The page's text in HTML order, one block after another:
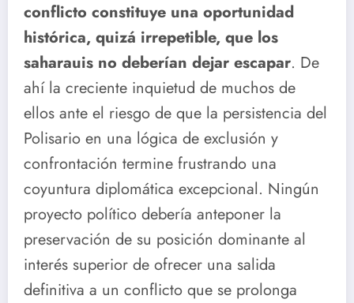
conflicto constituye una oportunidad
histórica, quizá irrepetible, que los
saharauis no deberían dejar escapar. De
ahí la creciente inquietud de muchos de
ellos ante el riesgo de que la persistencia del
Polisario en una lógica de exclusión y
confrontación termine frustrando una
coyuntura diplomática excepcional. Ningún
proyecto político debería anteponer la
preservación de su posición dominante al
interés superior de ofrecer una salida
definitiva a un conflicto que se prolonga